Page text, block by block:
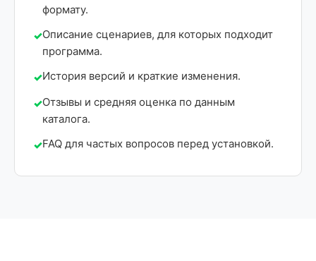
формату.
Описание сценариев, для которых подходит
программа.
История версий и краткие изменения.
Отзывы и средняя оценка по данным
каталога.
FAQ для частых вопросов перед установкой.